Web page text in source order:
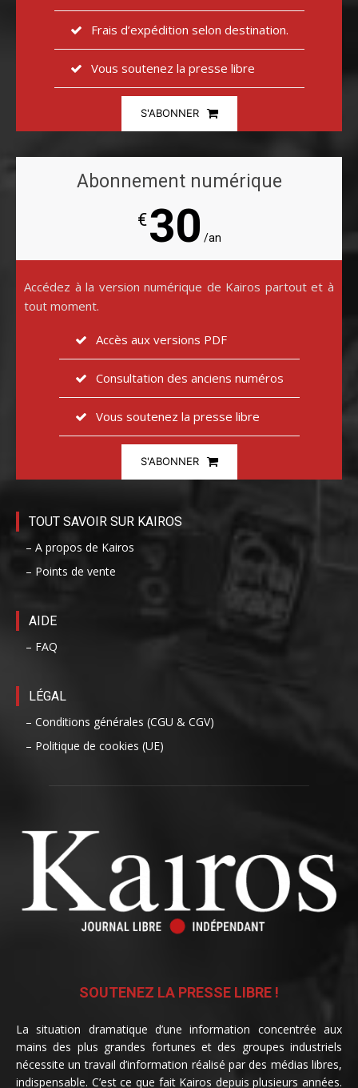
Frais d’expédition selon destination.
Vous soutenez la presse libre
S'ABONNER
Abonnement numérique
€30 /an
Accédez à la version numérique de Kairos partout et à
tout moment.
Accès aux versions PDF
Consultation des anciens numéros
Vous soutenez la presse libre
S'ABONNER
TOUT SAVOIR SUR KAIROS
– A propos de Kairos
– Points de vente
AIDE
– FAQ
LÉGAL
– Conditions générales (CGU & CGV)
– Politique de cookies (UE)
SOUTENEZ LA PRESSE LIBRE !
La situation dramatique d’une information concentrée aux
mains des plus grandes fortunes et des groupes industriels
nécessite un travail d’information réalisé par des médias libres,
indispensable. C’est ce que fait Kairos depuis plusieurs années.